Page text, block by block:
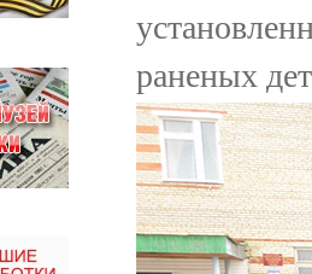
раненых